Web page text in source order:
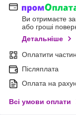
Ви отримаєте
або гроші
Детальніше
Оплатити
Післяплата
Оплата на
Всі умови оплати